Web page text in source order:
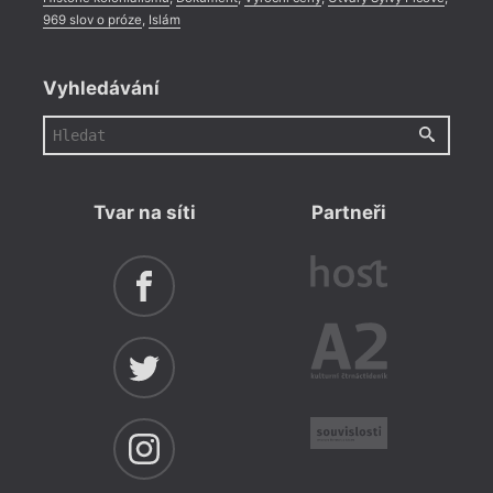
969 slov o próze, Islám
Vyhledávání
Tvar na síti Partneři